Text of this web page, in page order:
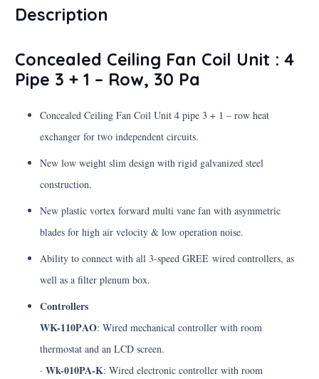
Description
Concealed Ceiling Fan Coil Unit : 4
Pipe 3 + 1 – Row, 30 Pa
Concealed Ceiling Fan Coil Unit 4 pipe 3 + 1 – row heat
exchanger for two independent circuits.
New low weight slim design with rigid galvanized steel
construction.
New plastic vortex forward multi vane fan with asymmetric
blades for high air velocity & low operation noise.
Ability to connect with all 3-speed GREE wired controllers, as
well as a filter plenum box.
Controllers
WK-110ΡΑΟ: Wired mechanical controller with room
thermostat and an LCD screen.
· Wk-010PA-K: Wired electronic controller with room